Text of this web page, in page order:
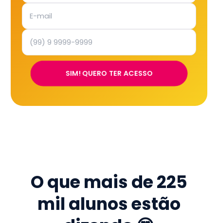
SIM! QUERO TER ACESSO
O que mais de225
mil alunos estão